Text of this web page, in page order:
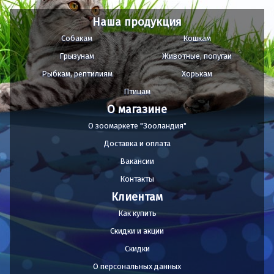
Наша продукция
Собакам
Кошкам
Грызунам
Животные, попугаи
Рыбкам, рептилиям
Хорькам
Птицам
О магазине
О зоомаркете "Зооландия"
Доставка и оплата
Вакансии
Контакты
Клиентам
Как купить
Скидки и акции
Скидки
О персональных данных